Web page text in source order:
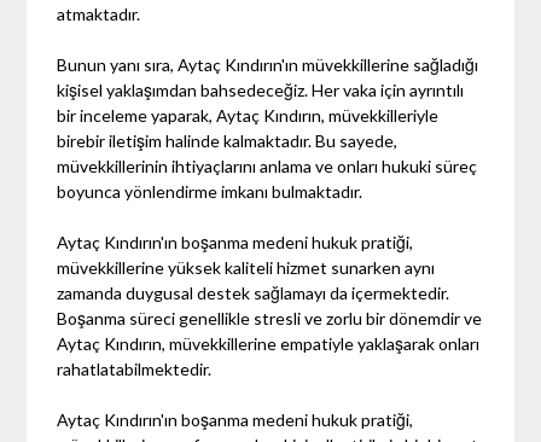
atmaktadır.
Bunun yanı sıra, Aytaç Kındırın'ın müvekkillerine sağladığı
kişisel yaklaşımdan bahsedeceğiz. Her vaka için ayrıntılı
bir inceleme yaparak, Aytaç Kındırın, müvekkilleriyle
birebir iletişim halinde kalmaktadır. Bu sayede,
müvekkillerinin ihtiyaçlarını anlama ve onları hukuki süreç
boyunca yönlendirme imkanı bulmaktadır.
Aytaç Kındırın'ın boşanma medeni hukuk pratiği,
müvekkillerine yüksek kaliteli hizmet sunarken aynı
zamanda duygusal destek sağlamayı da içermektedir.
Boşanma süreci genellikle stresli ve zorlu bir dönemdir ve
Aytaç Kındırın, müvekkillerine empatiyle yaklaşarak onları
rahatlatabilmektedir.
Aytaç Kındırın'ın boşanma medeni hukuk pratiği,